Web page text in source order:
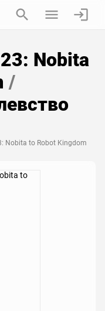
Nobita
/
Nobita to Robot Kingdom